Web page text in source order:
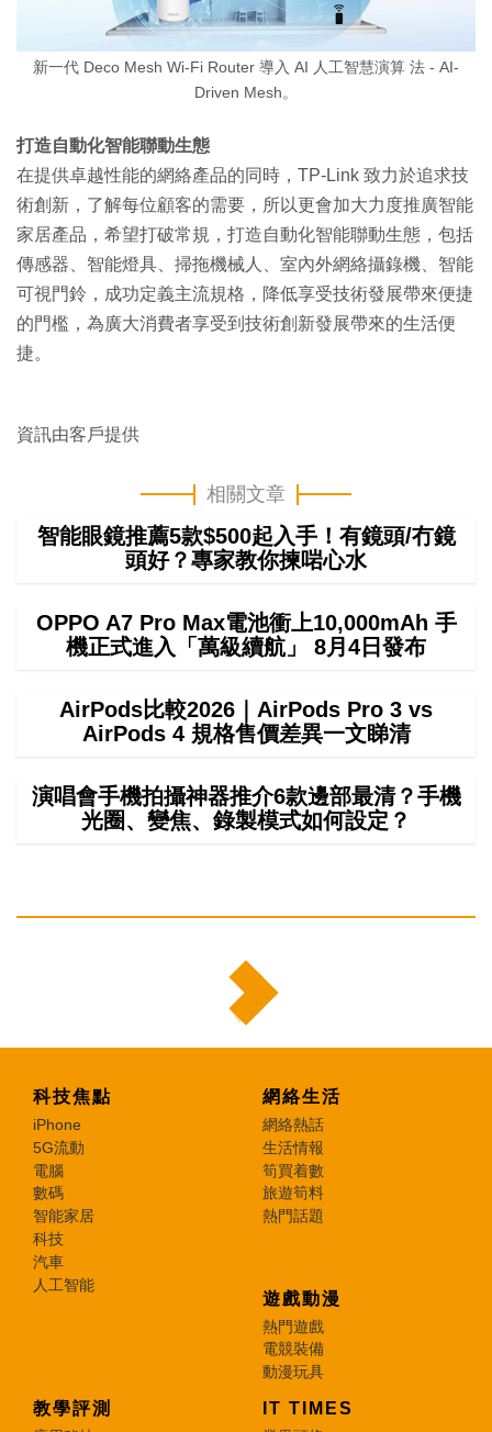
新一代 Deco Mesh Wi-Fi Router 導入 AI 人工智慧演算 法 - AI-
Driven Mesh。
打造自動化智能聯動生態
在提供卓越性能的網絡產品的同時，TP-Link 致力於追求技
術創新，了解每位顧客的需要，所以更會加大力度推廣智能
家居產品，希望打破常規，打造自動化智能聯動生態，包括
傳感器、智能燈具、掃拖機械人、室內外網絡攝錄機、智能
可視門鈴，成功定義主流規格，降低享受技術發展帶來便捷
的門檻，為廣大消費者享受到技術創新發展帶來的生活便
捷。
資訊由客戶提供
相關文章
智能眼鏡推薦5款$500起入手！有鏡頭/冇鏡
頭好？專家教你揀啱心水
OPPO A7 Pro Max電池衝上10,000mAh 手
機正式進入「萬級續航」 8月4日發布
AirPods比較2026｜AirPods Pro 3 vs
AirPods 4 規格售價差異一文睇清
演唱會手機拍攝神器推介6款邊部最清？手機
光圈、變焦、錄製模式如何設定？
科技焦點
iPhone
5G流動
電腦
數碼
智能家居
科技
汽車
人工智能
網絡生活
網絡熱話
生活情報
筍買着數
旅遊筍料
熱門話題
遊戲動漫
熱門遊戲
電競裝備
動漫玩具
教學評測 IT TIMES